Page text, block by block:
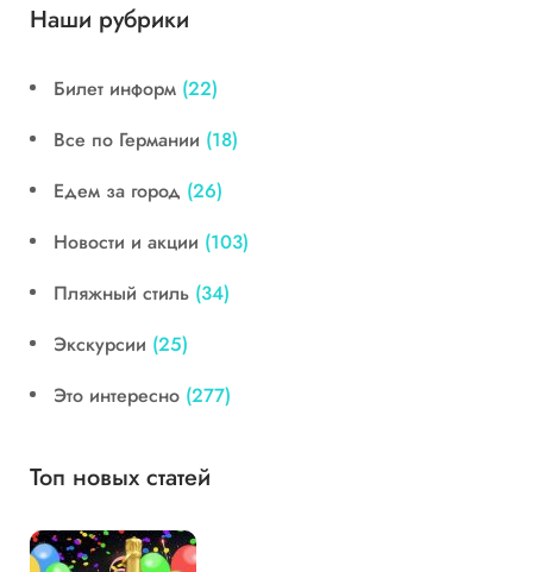
Наши рубрики
Билет информ (22)
Все по Германии (18)
Едем за город (26)
Новости и акции (103)
Пляжный стиль (34)
Экскурсии (25)
Это интересно (277)
Топ новых статей